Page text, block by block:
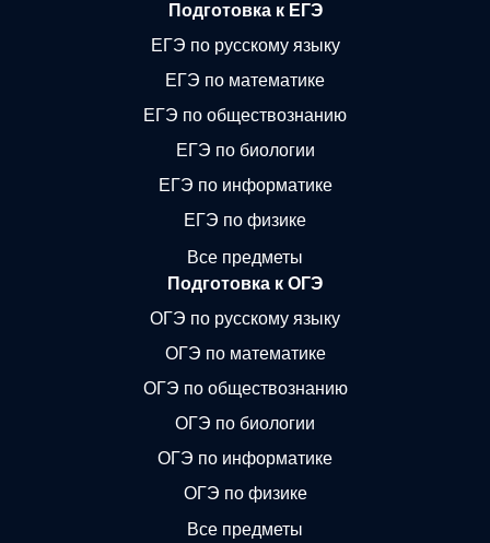
Подготовка к ЕГЭ
ЕГЭ по русскому языку
ЕГЭ по математике
ЕГЭ по обществознанию
ЕГЭ по биологии
ЕГЭ по информатике
ЕГЭ по физике
Все предметы
Подготовка к ОГЭ
ОГЭ по русскому языку
ОГЭ по математике
ОГЭ по обществознанию
ОГЭ по биологии
ОГЭ по информатике
ОГЭ по физике
Все предметы